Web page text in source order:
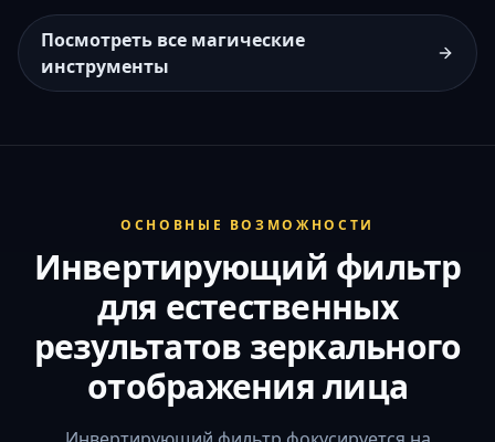
Посмотреть все магические
инструменты
ОСНОВНЫЕ ВОЗМОЖНОСТИ
Инвертирующий фильтр
для естественных
результатов зеркального
отображения лица